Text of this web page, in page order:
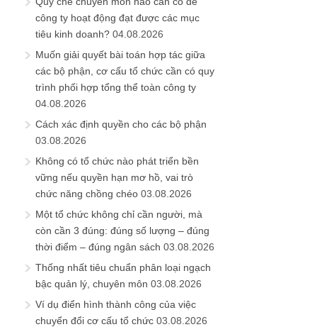
công ty hoạt động đạt được các mục
tiêu kinh doanh? 04.08.2026
Muốn giải quyết bài toán hợp tác giữa
các bộ phận, cơ cấu tổ chức cần có quy
trình phối hợp tổng thể toàn công ty
04.08.2026
Cách xác định quyền cho các bộ phận
03.08.2026
Không có tổ chức nào phát triển bền
vững nếu quyền hạn mơ hồ, vai trò
chức năng chồng chéo 03.08.2026
Một tổ chức không chỉ cần người, mà
còn cần 3 đúng: đúng số lượng – đúng
thời điểm – đúng ngân sách 03.08.2026
Thống nhất tiêu chuẩn phân loại ngạch
bậc quản lý, chuyên môn 03.08.2026
Ví dụ điển hình thành công của việc
chuyển đổi cơ cấu tổ chức 03.08.2026